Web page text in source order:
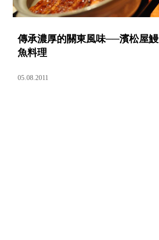
傳承濃厚的關東風味──濱松屋鰻
魚料理
05.08.2011